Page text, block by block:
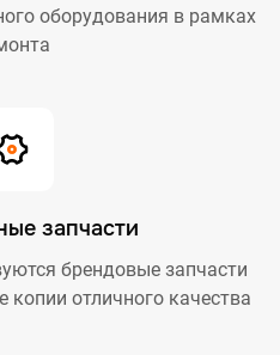
оборудования в рамках
запчасти
брендовые запчасти
копии отличного качества